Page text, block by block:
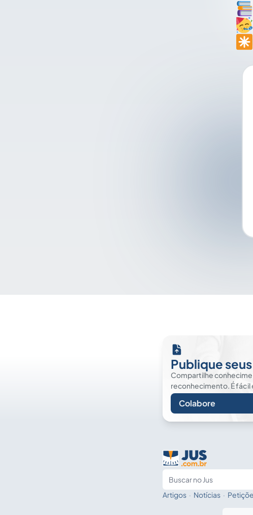
Publique
Compartilhe
reconhecimento. É fácil
Colabore
Artigos · Notícias ·